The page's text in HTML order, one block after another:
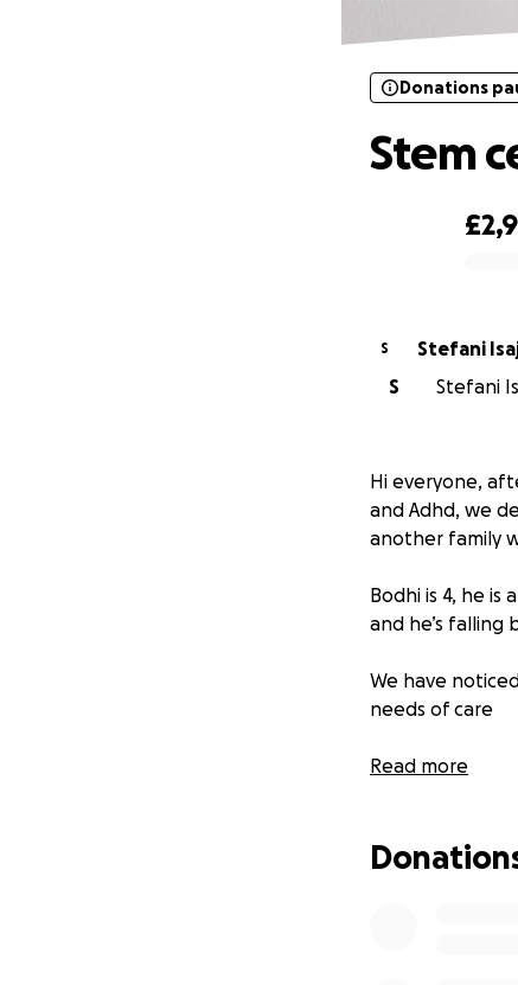
Donations
Stem
S
Stefani
S
Stefani
Hi everyone,
and Adhd, we
another family
Bodhi is 4, he
and he’s falling
We have
needs of care
He will be
If there’s
Read more